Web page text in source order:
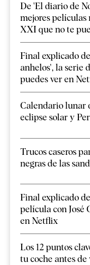
De 'El diario de
mejores películas
XXI que no te
Final explicado
anhelos', la serie
puedes ver en
Calendario lunar
eclipse solar y
Trucos caseros
negras de las
Final explicado
película con José
en Netflix
Los 12 puntos
tu coche antes